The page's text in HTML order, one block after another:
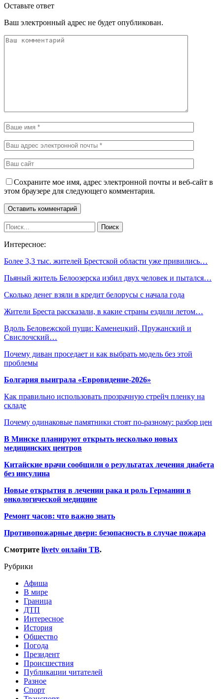
Оставьте ответ
Ваш электронный адрес не будет опубликован.
Сохраните мое имя, адрес электронной почты и веб-сайт в
этом браузере для следующего комментария.
Интересное:
Более 3,3 тыс. жителей Брестской области уже привились…
Пьяный житель Белоозерска избил двух человек и пытался…
Сколько денег взяли в кредит белорусы с начала года
Жители Бреста рассказали, в какие страны ездили летом…
Вдоль Беловежской пущи: Каменецкий, Пружанский и
Свислочский…
Почему диван проседает и как выбрать модель без этой
проблемы
Болгария выиграла «Евровидение-2026»
Как правильно использовать прозрачную стрейч пленку на
складе
Почему одинаковые памятники стоят по-разному: разбор цен
В Минске планируют открыть несколько новых
медицинских центров
Китайские врачи сообщили о результатах лечения диабета
без инсулина
Новые открытия в лечении рака и роль Германии в
онкологической медицине
Ремонт часов: что важно знать
Противопожарные двери: безопасность в случае пожара
Смотрите livetv онлайн ТВ.
Рубрики
Афиша
В мире
Граница
ДТП
Интересное
История
Общество
Погода
Президент
Происшествия
Публикации читателей
Разное
Спорт